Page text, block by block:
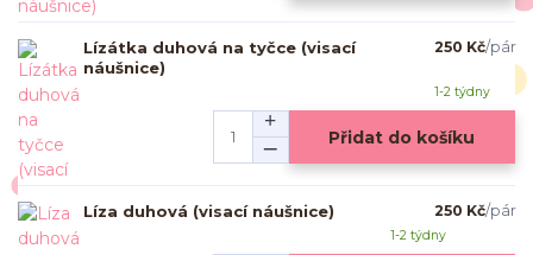
Lízátka duhová na tyčce (visací
náušnice)
250 Kč/pár
1-2 týdny
Přidat do košíku
Líza duhová (visací náušnice) 250 Kč/pár
1-2 týdny